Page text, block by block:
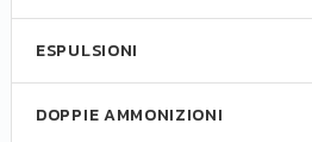
ESPULSIONI
DOPPIE AMMONIZIONI